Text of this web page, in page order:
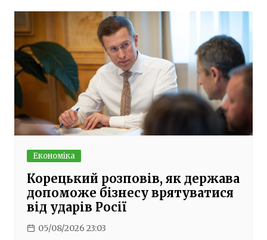
Економіка
Корецький розповів, як держава
допоможе бізнесу врятуватися
від ударів Росії
05/08/2026 23:03